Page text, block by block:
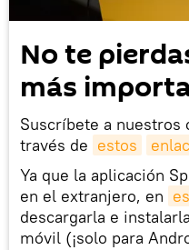
No te
más
Suscríbete a nuestros
través de estos
Ya que la aplicación
en el extranjero, en
descargarla e
móvil (¡solo para